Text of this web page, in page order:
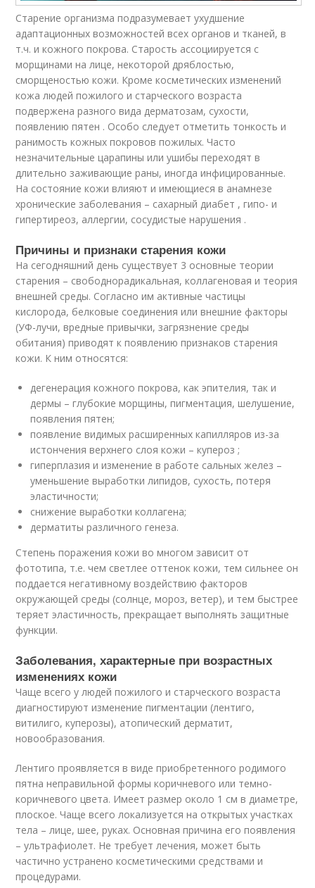
Старение организма подразумевает ухудшение
адаптационных возможностей всех органов и тканей, в
т.ч. и кожного покрова. Старость ассоциируется с
морщинами на лице, некоторой дряблостью,
сморщеностью кожи. Кроме косметических изменений
кожа людей пожилого и старческого возраста
подвержена разного вида дерматозам, сухости,
появлению пятен . Особо следует отметить тонкость и
ранимость кожных покровов пожилых. Часто
незначительные царапины или ушибы переходят в
длительно заживающие раны, иногда инфицированные.
На состояние кожи влияют и имеющиеся в анамнезе
хронические заболевания – сахарный диабет , гипо- и
гипертиреоз, аллергии, сосудистые нарушения .
Причины и признаки старения кожи
На сегодняшний день существует 3 основные теории
старения – свободнорадикальная, коллагеновая и теория
внешней среды. Согласно им активные частицы
кислорода, белковые соединения или внешние факторы
(УФ-лучи, вредные привычки, загрязнение среды
обитания) приводят к появлению признаков старения
кожи. К ним относятся:
дегенерация кожного покрова, как эпителия, так и
дермы – глубокие морщины, пигментация, шелушение,
появления пятен;
появление видимых расширенных капилляров из-за
истончения верхнего слоя кожи – купероз ;
гиперплазия и изменение в работе сальных желез –
уменьшение выработки липидов, сухость, потеря
эластичности;
снижение выработки коллагена;
дерматиты различного генеза.
Степень поражения кожи во многом зависит от
фототипа, т.е. чем светлее оттенок кожи, тем сильнее он
поддается негативному воздействию факторов
окружающей среды (солнце, мороз, ветер), и тем быстрее
теряет эластичность, прекращает выполнять защитные
функции.
Заболевания, характерные при возрастных
изменениях кожи
Чаще всего у людей пожилого и старческого возраста
диагностируют изменение пигментации (лентиго,
витилиго, куперозы), атопический дерматит,
новообразования.
Лентиго проявляется в виде приобретенного родимого
пятна неправильной формы коричневого или темно-
коричневого цвета. Имеет размер около 1 см в диаметре,
плоское. Чаще всего локализуется на открытых участках
тела – лице, шее, руках. Основная причина его появления
– ультрафиолет. Не требует лечения, может быть
частично устранено косметическими средствами и
процедурами.